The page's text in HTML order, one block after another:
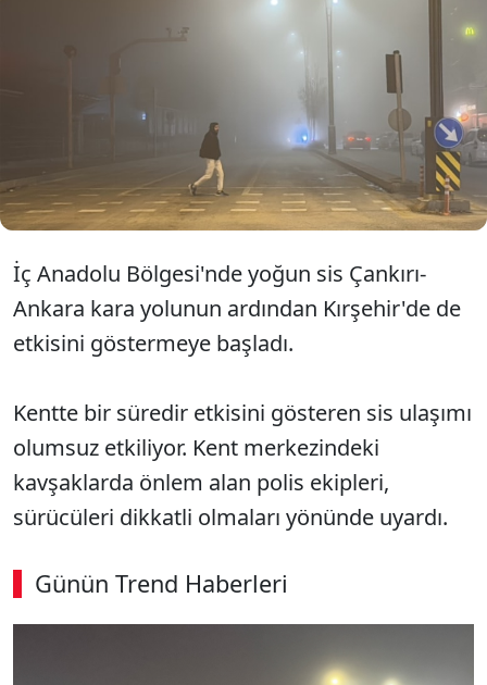
İç Anadolu'da yoğun sis etkisini gece
saatlerinde artırmaya başladı. Sis nedeniyle
birçok kentte ulaşım olumsuz etkilenirken
polis ekipleri güzergahlarda kontrolleri
İç Anadolu Bölgesi'nde yoğun sis Çankırı-
Ankara kara yolunun ardından Kırşehir'de de
etkisini göstermeye başladı.
Kentte bir süredir etkisini gösteren sis ulaşımı
olumsuz etkiliyor. Kent merkezindeki
kavşaklarda önlem alan polis ekipleri,
sürücüleri dikkatli olmaları yönünde uyardı.
Günün Trend Haberleri